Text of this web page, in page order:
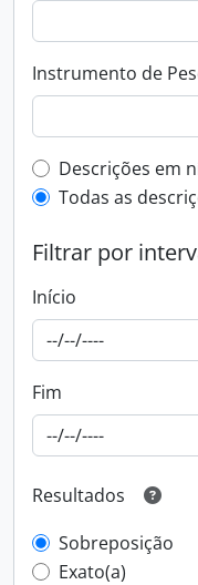
Instrumento de
Filtro de
Descrições em
Todas as
Filtrar por
Início
Fim
Resultados
Sobreposição
Exato(a)